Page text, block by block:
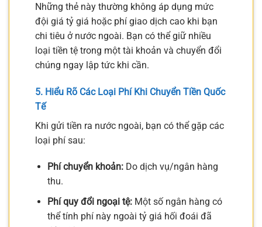
Những thẻ này thường không áp dụng mức
đội giá tỷ giá hoặc phí giao dịch cao khi bạn
chi tiêu ở nước ngoài. Bạn có thể giữ nhiều
loại tiền tệ trong một tài khoản và chuyển đổi
chúng ngay lập tức khi cần.
5. Hiểu Rõ Các Loại Phí Khi Chuyển Tiền Quốc
Tế
Khi gửi tiền ra nước ngoài, bạn có thể gặp các
loại phí sau:
Phí chuyển khoản:Do dịch vụ/ngân hàng
thu.
Phí quy đổi ngoại tệ:Một số ngân hàng có
thể tính phí này ngoài tỷ giá hối đoái đã